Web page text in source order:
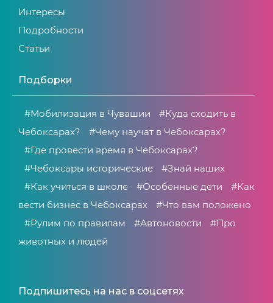
Интересы
Подробности
Статьи
Подборки
#Мобилизация в Чувашии
#Куда сходить в
Чебоксарах?
#Чему научат в Чебоксарах?
#Где провести время в Чебоксарах?
#Чебоксары исторические
#Знай наших
#Как учиться в школе
#Особенные дети
#Как
вести бизнес в Чебоксарах
#Что вам положено
#Рулим по правилам
#Автоновости
#Про
животных и людей
Подпишитесь на нас в соцсетях